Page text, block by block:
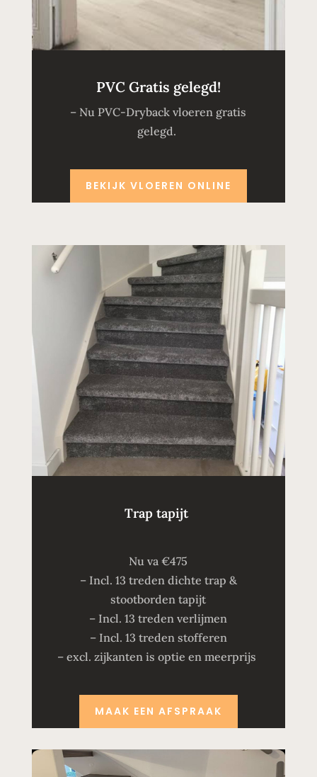
PVC Gratis gelegd!
– Nu PVC-Dryback vloeren gratis
gelegd.
BEKIJK VLOEREN ONLINE
Trap tapijt
Nu va €475
– Incl. 13 treden dichte trap &
stootborden tapijt
– Incl. 13 treden verlijmen
– Incl. 13 treden stofferen
– excl. zijkanten is optie en meerprijs
MAAK EEN AFSPRAAK